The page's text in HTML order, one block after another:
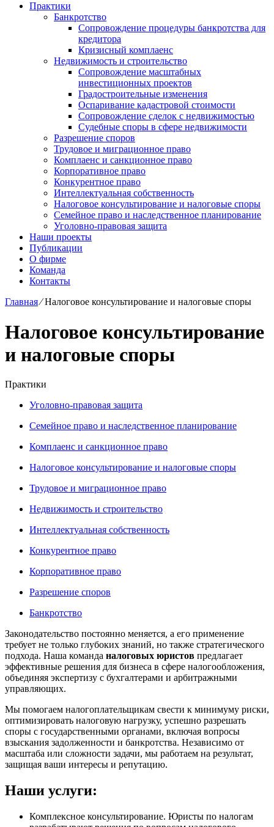
Практики
Банкротство
Сопровождение процедуры банкротства для
кредитора
Кризисный комплаенс
Недвижимость и строительство
Сопровождение масштабных
инвестиционных проектов
Градостроительные изменения
Оспаривание кадастровой стоимости
Сопровождение сделок с недвижимостью
Судебные споры в сфере недвижимости
Разрешение споров
Трудовое и миграционное право
Комплаенс и санкционное право
Корпоративное право
Конкурентное право
Интеллектуальная собственность
Налоговое консультирование и налоговые споры
Семейное право и наследственное планирование
Уголовно-правовая защита
Наши проекты
Публикации
О фирме
Команда
Контакты
Главная⁄Налоговое консультирование и налоговые споры
Налоговое консультирование
и налоговые споры
Практики
Уголовно-правовая защита
Семейное право и наследственное планирование
Комплаенс и санкционное право
Налоговое консультирование и налоговые споры
Трудовое и миграционное право
Недвижимость и строительство
Интеллектуальная собственность
Конкурентное право
Корпоративное право
Разрешение споров
Банкротство
Законодательство постоянно меняется, а его применение
требует не только глубоких знаний, но также стратегического
подхода. Наша команда налоговых юристов предлагает
эффективные решения для бизнеса в сфере налогообложения,
объединяя экспертизу с бухгалтерами и арбитражными
управляющих.
Мы помогаем налогоплательщикам свести к минимуму риски,
оптимизировать налоговую нагрузку, успешно разрешать
споры с государственными органами, включая вопросы
взыскания задолженности и банкротства. Независимо от
масштаба или сложности задачи, мы работаем на результат,
защищая ваши интересы и репутацию.
Наши услуги:
Комплексное консультирование. Юристы по налогам